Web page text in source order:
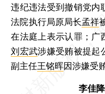
违纪违法受到撤销党内
法院执行局原局长孟祥
在法庭上表示认罪；广
刘宏武涉嫌受贿被提起
副主任王铭晖因涉嫌受
李佳